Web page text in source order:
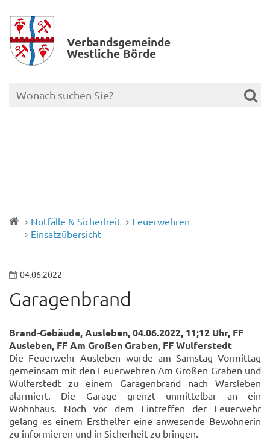
Verbands­gemeinde
Westliche Börde
Notfälle & Sicherheit
Feuerwehren
Einsatzübersicht
04.06.2022
Garagenbrand
Brand-Gebäude, Ausleben, 04.06.2022, 11;12 Uhr, FF
Ausleben, FF Am Großen Graben, FF Wulferstedt
Die Feuerwehr Ausleben wurde am Samstag Vormittag
gemeinsam mit den Feuerwehren Am Großen Graben und
Wulferstedt zu einem Garagenbrand nach Warsleben
alarmiert. Die Garage grenzt unmittelbar an ein
Wohnhaus. Noch vor dem Eintreffen der Feuerwehr
gelang es einem Ersthelfer eine anwesende Bewohnerin
zu informieren und in Sicherheit zu bringen.